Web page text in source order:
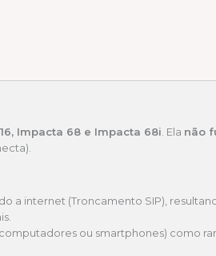
Impacta 68 e Impacta 68i . Ela não
a internet (Troncamento SIP),
ou smartphones) como